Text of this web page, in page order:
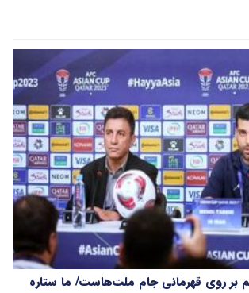
بر روی قهرمانی جام ملت‌هاست/ ما ستاره